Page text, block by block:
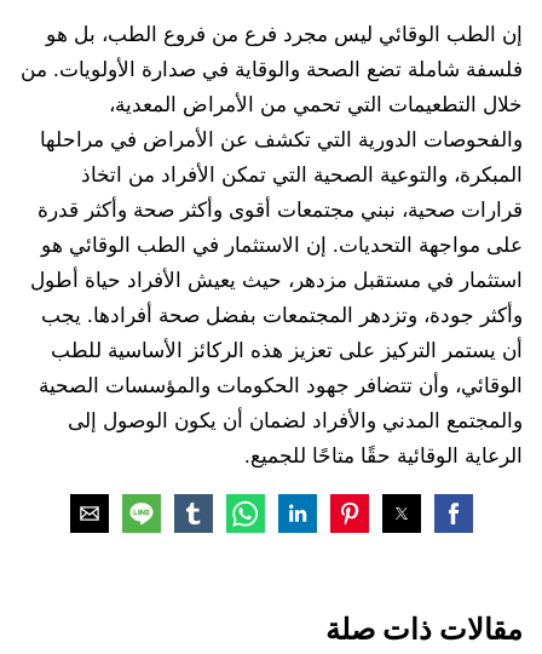
إن الطب الوقائي ليس مجرد فرع من فروع الطب، بل هو
فلسفة شاملة تضع الصحة والوقاية في صدارة الأولويات. من
خلال التطعيمات التي تحمي من الأمراض المعدية،
والفحوصات الدورية التي تكشف عن الأمراض في مراحلها
المبكرة، والتوعية الصحية التي تمكن الأفراد من اتخاذ
قرارات صحية، نبني مجتمعات أقوى وأكثر صحة وأكثر قدرة
على مواجهة التحديات. إن الاستثمار في الطب الوقائي هو
استثمار في مستقبل مزدهر، حيث يعيش الأفراد حياة أطول
وأكثر جودة، وتزدهر المجتمعات بفضل صحة أفرادها. يجب
أن يستمر التركيز على تعزيز هذه الركائز الأساسية للطب
الوقائي، وأن تتضافر جهود الحكومات والمؤسسات الصحية
والمجتمع المدني والأفراد لضمان أن يكون الوصول إلى
الرعاية الوقائية حقًا متاحًا للجميع.
مقالات ذات صلة